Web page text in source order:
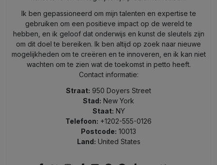
Ik ben gepassioneerd om mijn talenten en expertise te
gebruiken om een positieve impact op de wereld te
hebben, en ik geloof dat onderwijs en kunst de sleutels zijn
om dit doel te bereiken. Ik ben altijd op zoek naar nieuwe
mogelijkheden om te creëren en te innoveren, en ik kan niet
wachten om te zien wat de toekomst in petto heeft.
Contact informatie:
Straat: 950 Doyers Street
Stad: New York
Staat: NY
Telefoon: +1202-555-0126
Postcode: 10013
Land: United States